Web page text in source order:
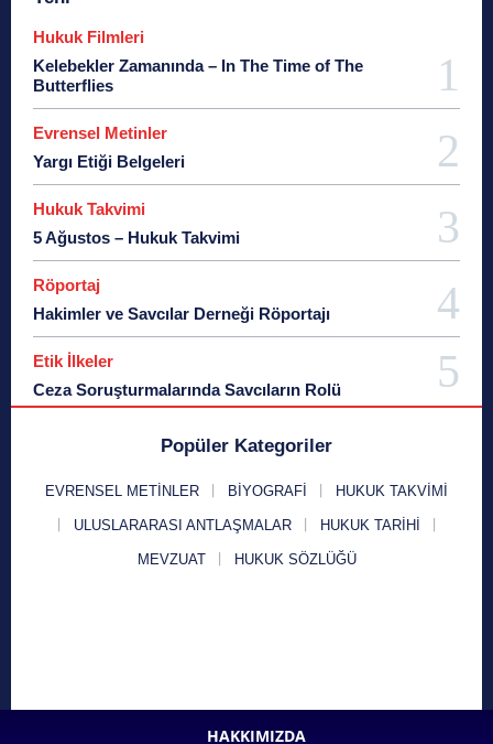
Hukuk Filmleri
Kelebekler Zamanında – In The Time of The
Butterflies
Evrensel Metinler
Yargı Etiği Belgeleri
Hukuk Takvimi
5 Ağustos – Hukuk Takvimi
Röportaj
Hakimler ve Savcılar Derneği Röportajı
Etik İlkeler
Ceza Soruşturmalarında Savcıların Rolü
Popüler Kategoriler
EVRENSEL METINLER BIYOGRAFI HUKUK TAKVIMI
ULUSLARARASI ANTLAŞMALAR HUKUK TARIHI
MEVZUAT HUKUK SÖZLÜĞÜ
HAKKIMIZDA